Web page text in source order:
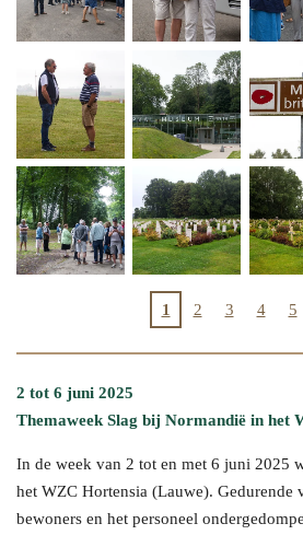
1 2 3 4 5
2 tot 6 juni 2025
Themaweek Slag bij Normandië in het
In de week van 2 tot en met 6 juni 2025
het WZC Hortensia (Lauwe). Gedurende
bewoners en het personeel